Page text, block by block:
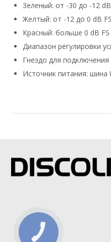
Зеленый: от -30 до -12 dB
Желтый: от -12 до 0 dB
Красный: больше 0 dB
Диапазон регулировки
Гнездо для
Источник питания: шина
КНОПКА
СВЯЗИ